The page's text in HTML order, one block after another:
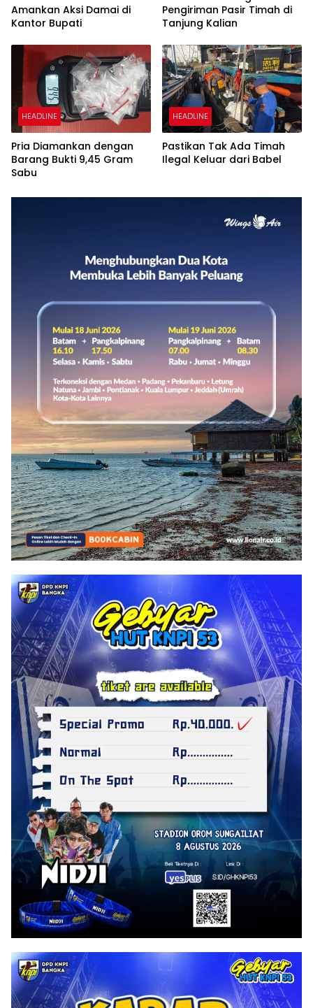
Amankan Aksi Damai di
Kantor Bupati
Pengiriman Pasir Timah di
Tanjung Kalian
HEADLINE
Pria Diamankan dengan
Barang Bukti 9,45 Gram
Sabu
HEADLINE
Pastikan Tak Ada Timah
Ilegal Keluar dari Babel